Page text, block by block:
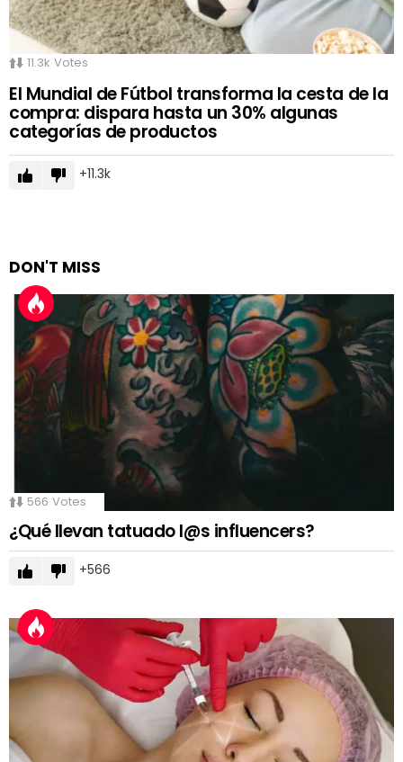
11.3k Votes
El Mundial de Fútbol transforma la cesta de la
compra: dispara hasta un 30% algunas
categorías de productos
11.3k
DON'T MISS
566 Votes
¿Qué llevan tatuado l@s influencers?
566